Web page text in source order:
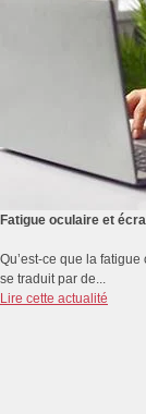
Fatigue oculaire et
Qu’est-ce que la
se traduit par de...
Lire cette actualité